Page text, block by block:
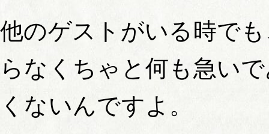
他のゲストがいる時で
らなくちゃと何も急い
くないんですよ。